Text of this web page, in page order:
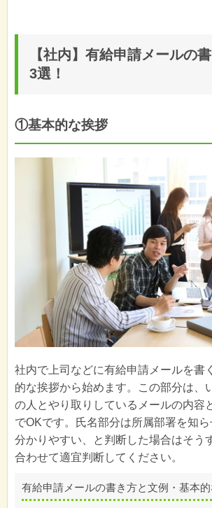
【社内】有給申請メールの
3選！
①基本的な挨拶
社内で上司などに有給申請メールを書
的な挨拶から始めます。この部分は、
の人とやり取りしているメールの内容
でOKです。氏名部分は所属部署を知
分かりやすい、と判断した場合はそう
合わせて適宜判断してください。
有給申請メールの書き方と文例・基本